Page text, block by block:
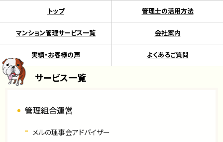
トップ 管理士の活用方法
マンション管理サービス一覧 会社案内
実績・お客様の声 よくあるご質問
サービス一覧
管理組合運営
メルの理事会アドバイザー